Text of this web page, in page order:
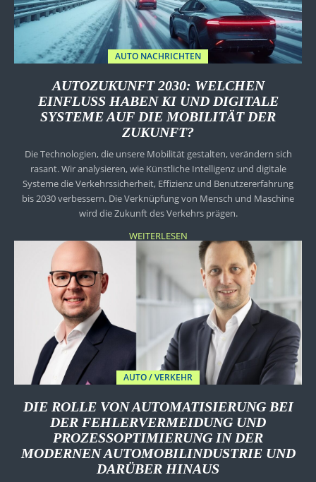
AUTO NACHRICHTEN
AUTOZUKUNFT 2030: WELCHEN
EINFLUSS HABEN KI UND DIGITALE
SYSTEME AUF DIE MOBILITÄT DER
ZUKUNFT?
Die Technologien, die unsere Mobilität gestalten, verändern sich
rasant. Wir analysieren, wie Künstliche Intelligenz und digitale
Systeme die Verkehrssicherheit, Effizienz und Benutzererfahrung
bis 2030 verbessern. Die Verknüpfung von Mensch und Maschine
wird die Zukunft des Verkehrs prägen.
WEITERLESEN
AUTO / VERKEHR
DIE ROLLE VON AUTOMATISIERUNG BEI
DER FEHLERVERMEIDUNG UND
PROZESSOPTIMIERUNG IN DER
MODERNEN AUTOMOBILINDUSTRIE UND
DARÜBER HINAUS